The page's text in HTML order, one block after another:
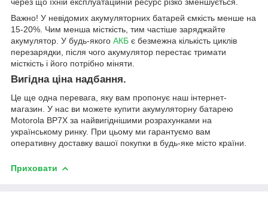
через що їхній експлуатаційній ресурс різко зменшується.
Важно! У невідомих акумуляторних батарей ємкість менше на
15-20%. Чим менша місткість, тим частіше заряджайте
акумулятор. У будь-якого АКБ є безмежна кількість циклів
перезарядки, після чого акумулятор перестає тримати
місткість і його потрібно міняти.
Вигідна ціна надбання.
Це ще одна перевага, яку вам пропонує наш інтернет-
магазин. У нас ви можете купити акумуляторну батарею
Motorola BP7X за найвигіднішими розрахунками на
українському ринку. При цьому ми гарантуємо вам
оперативну доставку вашої покупки в будь-яке місто країни.
Приховати